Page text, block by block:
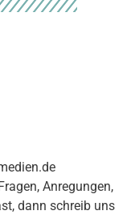
Anregungen,
dann schreib uns